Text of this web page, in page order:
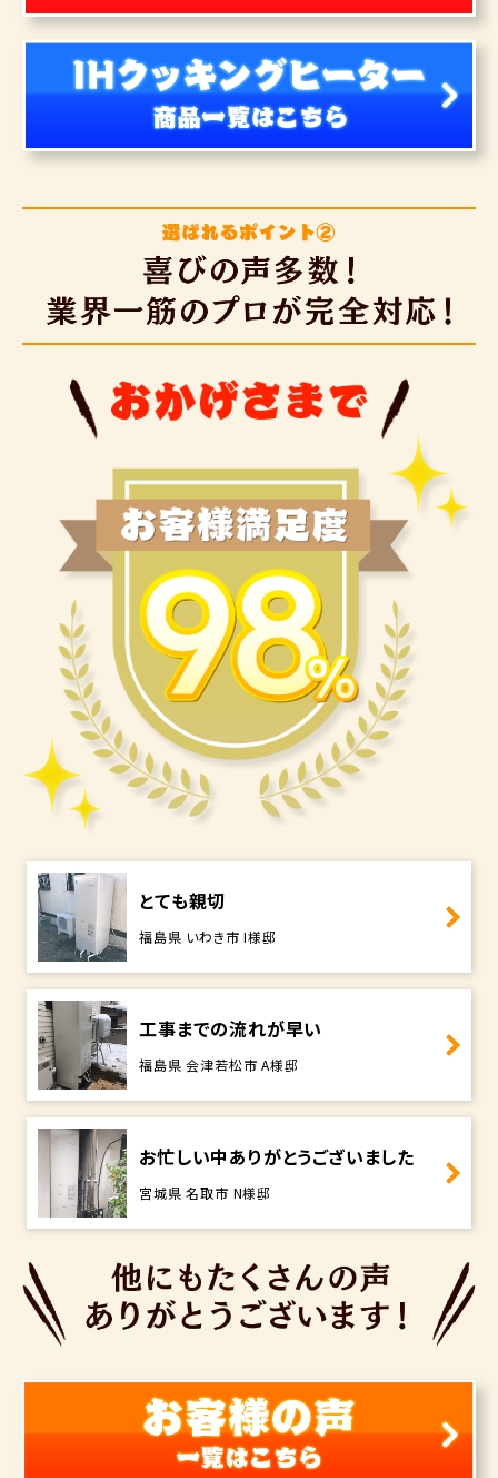
とても親切
福島県 いわき市 I様邸
工事までの流れが早い
福島県 会津若松市 A様邸
お忙しい中ありがとうございました
宮城県 名取市 N様邸